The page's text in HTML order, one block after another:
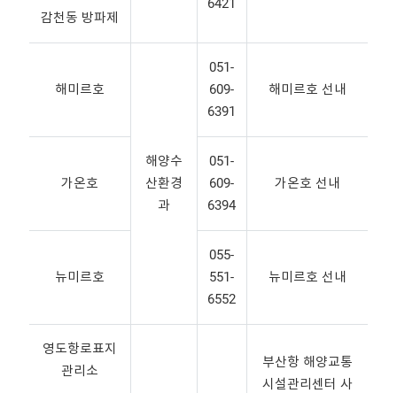
6421
감천동 방파제
해미르호
해양수
산환경
과
051-
609-
6391
해미르호 선내
가온호
051-
609-
6394
가온호 선내
뉴미르호
055-
551-
6552
뉴미르호 선내
영도항로표지
관리소
부산항 해양교통
시설관리센터 사